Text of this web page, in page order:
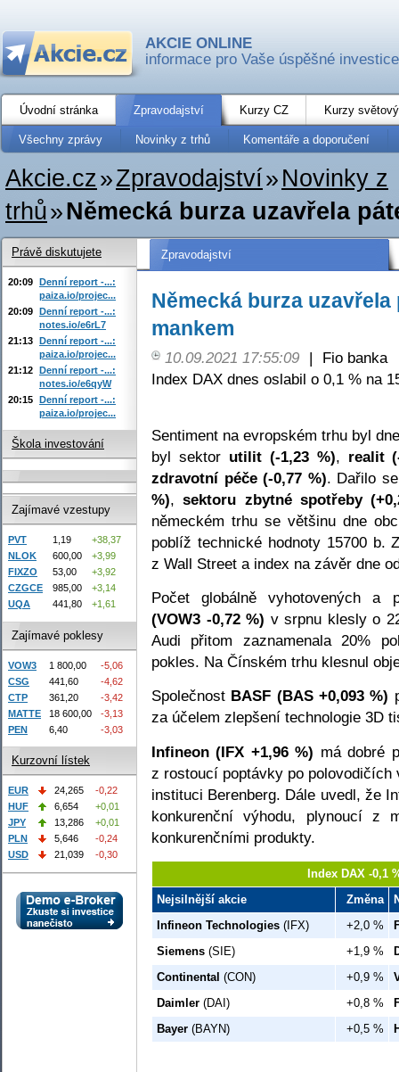
AKCIE ONLINE
informace pro Vaše úspěšné investice
Úvodní stránka Zpravodajství Kurzy CZ Kurzy
Všechny zprávy Novinky z trhů Komentáře a doporučení
Akcie.cz»Zpravodajství» Novinky z
trhů»Německá burza uzavřela
Zpravodajství
Německá burza
mankem
10.09.2021 17:55:09 |
Fio banka
Index DAX dnes oslabil o 0,1 % na
Sentiment na evropském trhu byl
byl sektor utilit (-1,23 %), realit
zdravotní péče (-0,77 %). Dařilo
%),sektoru zbytné spotřeby
německém trhu se většinu dne
poblíž technické hodnoty 15700 b.
z Wall Street a index na závěr dne
Počet globálně vyhotovených a
(VOW3 -0,72 %) v srpnu klesly o
Audi přitom zaznamenala 20%
pokles. Na Čínském trhu klesnul
Společnost BASF (BAS +0,093 %)
za účelem zlepšení technologie 3D
Infineon (IFX +1,96 %) má dobré
z rostoucí poptávky po
instituci Berenberg. Dále uvedl, že
konkurenční výhodu, plynoucí z
konkurenčními produkty.
Index DAX -0,1
Nejsilnější akcie
Změna
Infineon Technologies (IFX) +2,0 %
Siemens (SIE) +1,9 %
Continental (CON) +0,9 %
Daimler (DAI) +0,8 %
Bayer (BAYN) +0,5 %
Právě diskutujete
20:09 Denní report -...:
paiza.io/projec...
20:09 Denní report -...:
notes.io/e6rL7
21:13 Denní report -...:
paiza.io/projec...
21:12 Denní report -...:
notes.io/e6qyW
20:15 Denní report -...:
paiza.io/projec...
Škola investování
Zajímavé vzestupy
PVT 1,19
+38,37
NLOK
600,00
+3,99
FIXZO
53,00
+3,92
CZGCE
985,00
+3,14
UQA
441,80 +1,61
Zajímavé poklesy
VOW3 1 800,00
-5,06
CSG
441,60
-4,62
CTP
361,20
-3,42
MATTE
18 600,00
-3,13
PEN
6,40 -3,03
Kurzovní lístek
EUR 24,265
-0,22
HUF
6,654
+0,01
JPY
13,286
+0,01
PLN
5,646
-0,24
USD
21,039 -0,30